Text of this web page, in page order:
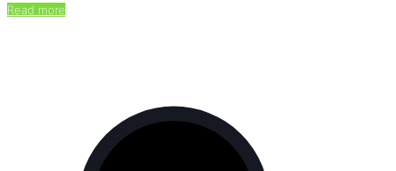
Read more